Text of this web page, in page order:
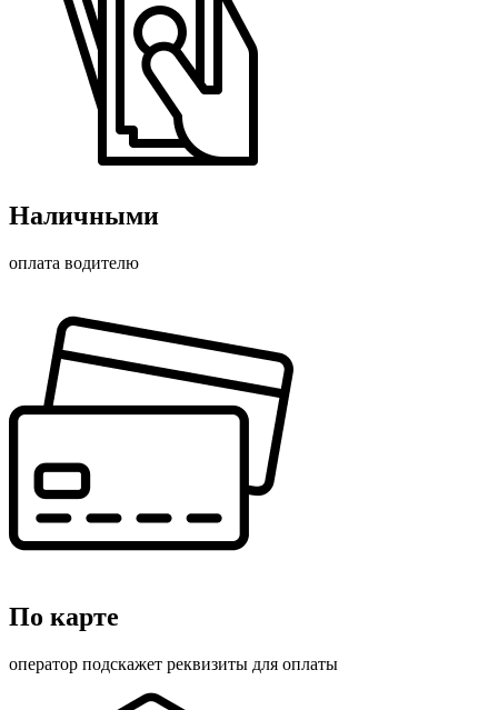
Наличными
оплата водителю
По карте
оператор подскажет реквизиты для оплаты